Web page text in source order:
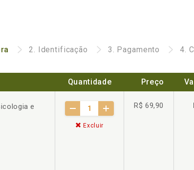
2. Identificação 3. Pagamento 4.
Quantidade Preço
e
Excluir
R$ 69,90